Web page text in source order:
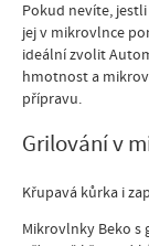
Pokud nevíte,
jej v mikrovlnce
ideální zvolit
hmotnost a
přípravu.
Grilování v
Křupavá kůrka i
Mikrovlnky Beko s